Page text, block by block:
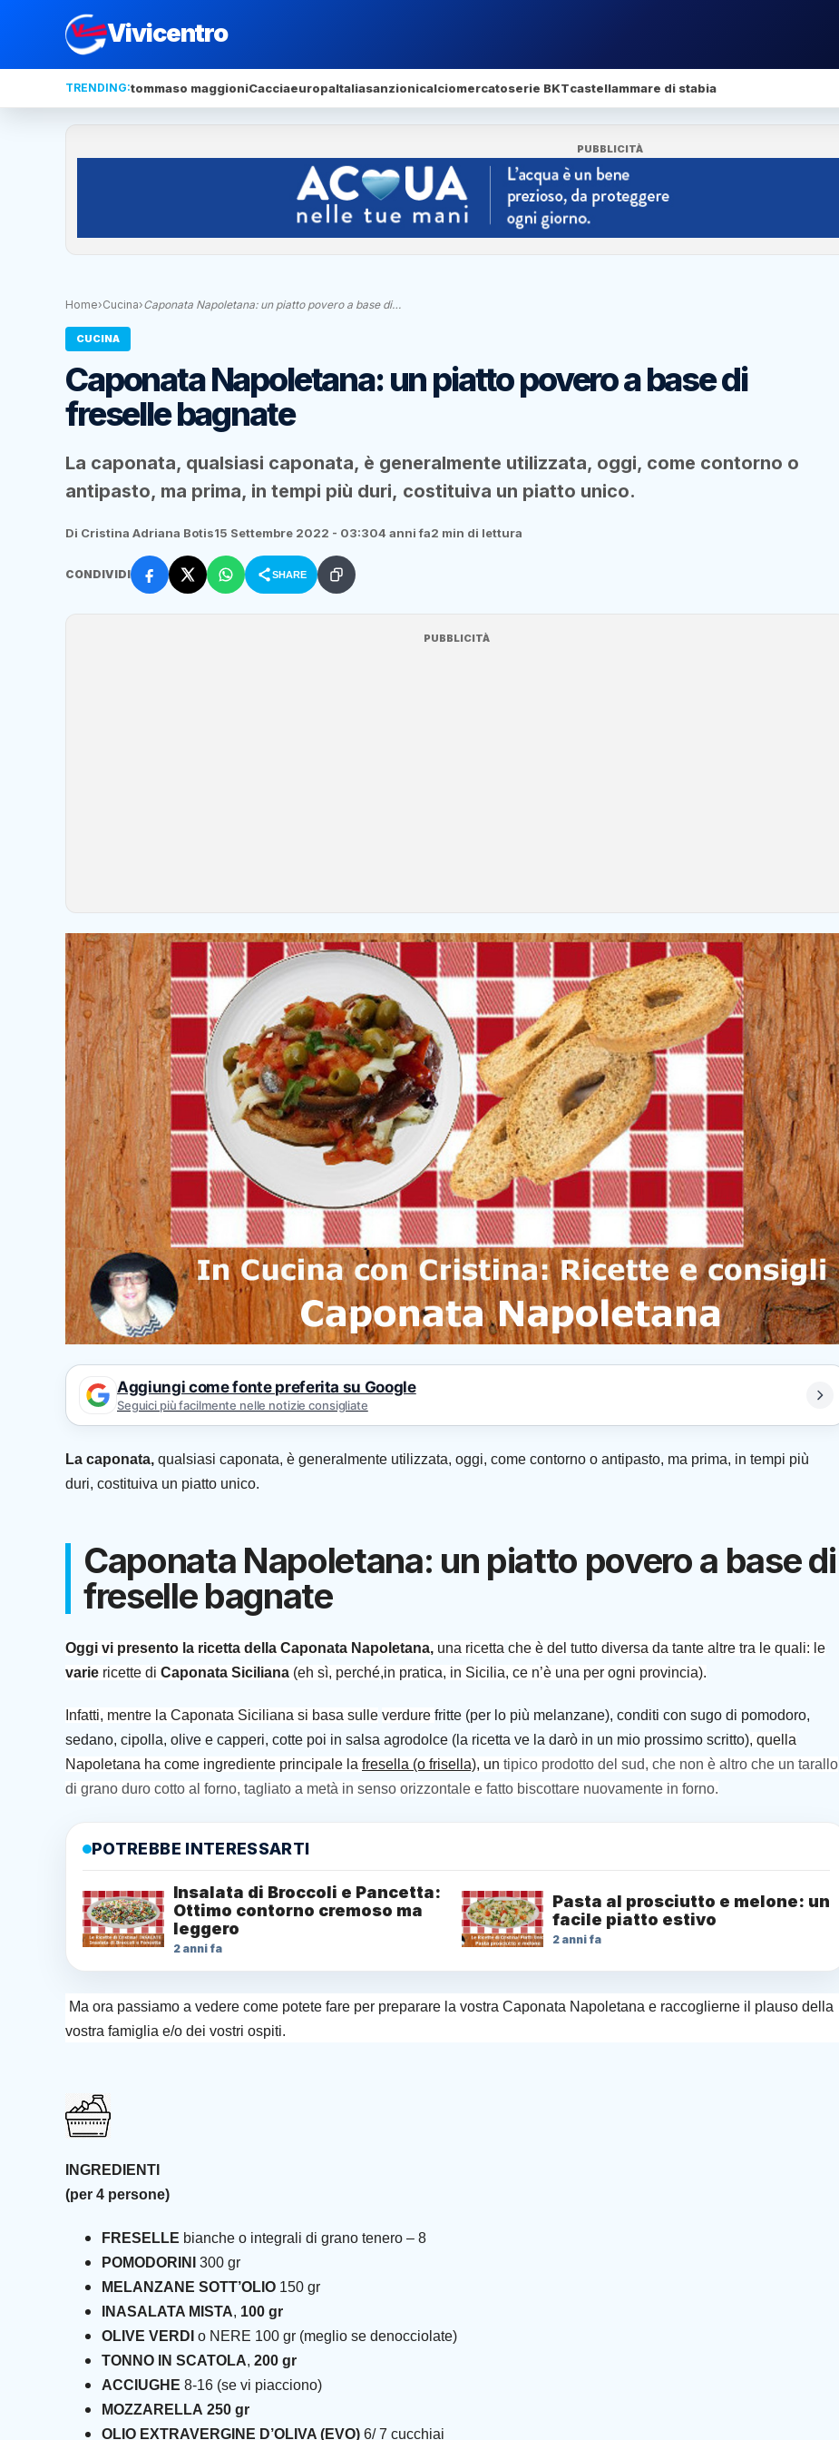
Vivicentro
TRENDING:tommaso maggioniCacciaeuropaItaliasanzionicalciomercatoserie BKTcastellammare di stabia
PUBBLICITÀ
Home›Cucina›Caponata Napoletana: un piatto povero a base di…
CUCINA
Caponata Napoletana: un piatto povero a base di
freselle bagnate
La caponata, qualsiasi caponata, è generalmente utilizzata, oggi, come contorno o
antipasto, ma prima, in tempi più duri, costituiva un piatto unico.
Di Cristina Adriana Botis15 Settembre 2022 - 03:304 anni fa2 min di lettura
CONDIVIDI SHARE
PUBBLICITÀ
Aggiungi come fonte preferita su Google
Seguici più facilmente nelle notizie consigliate
La caponata, qualsiasi caponata, è generalmente utilizzata, oggi, come contorno o antipasto, ma prima, in tempi più
duri, costituiva un piatto unico.
Caponata Napoletana: un piatto povero a base di
freselle bagnate
Oggi vi presento la ricetta della Caponata Napoletana, una ricetta che è del tutto diversa da tante altre tra le quali: le
varie ricette di Caponata Siciliana (eh sì, perché,in pratica, in Sicilia, ce n’è una per ogni provincia).
Infatti, mentre la Caponata Siciliana si basa sulle verdure fritte (per lo più melanzane), conditi con sugo di pomodoro,
sedano, cipolla, olive e capperi, cotte poi in salsa agrodolce (la ricetta ve la darò in un mio prossimo scritto), quella
Napoletana ha come ingrediente principale la fresella (o frisella), un tipico prodotto del sud, che non è altro che un tarallo
di grano duro cotto al forno, tagliato a metà in senso orizzontale e fatto biscottare nuovamente in forno.
POTREBBE INTERESSARTI
Insalata di Broccoli e Pancetta:
Ottimo contorno cremoso ma
leggero
2 anni fa
Pasta al prosciutto e melone: un
facile piatto estivo
2 anni fa
Ma ora passiamo a vedere come potete fare per preparare la vostra Caponata Napoletana e raccoglierne il plauso della
vostra famiglia e/o dei vostri ospiti.
INGREDIENTI
(per 4 persone)
FRESELLE bianche o integrali di grano tenero – 8
POMODORINI
300 gr
MELANZANE SOTT’OLIO 150 gr
INASALATA MISTA, 100 gr
OLIVE VERDI o NERE 100 gr (meglio se denocciolate)
TONNO IN SCATOLA, 200 gr
ACCIUGHE 8-16 (se vi piacciono)
MOZZARELLA 250 gr
OLIO EXTRAVERGINE D’OLIVA (EVO) 6/ 7 cucchiai